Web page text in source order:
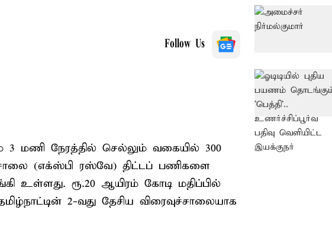
Follow Us
3 மணி நேரத்தில் செல்லும் வகையில் 300
(எக்ஸ்பி ரஸ்வே) திட்டப் பணிகளை
ரூ.20 ஆயிரம் கோடி மதிப்பில்
2-வது தேசிய விரைவுச்சாலையாக